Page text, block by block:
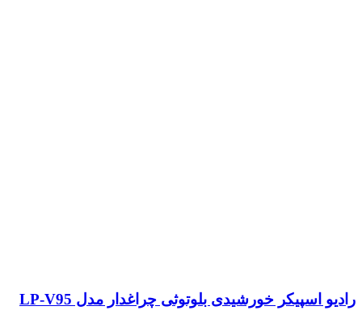
رادیو اسپیکر خورشیدی بلوتوثی چراغدار مدل LP-V95